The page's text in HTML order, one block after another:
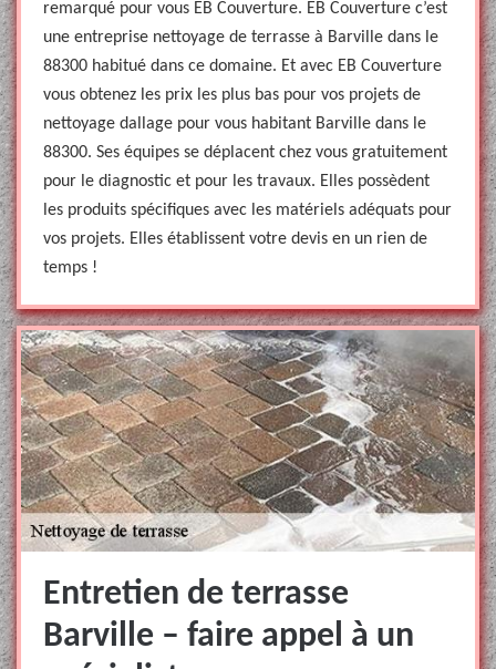
remarqué pour vous EB Couverture. EB Couverture c’est
une entreprise nettoyage de terrasse à Barville dans le
88300 habitué dans ce domaine. Et avec EB Couverture
vous obtenez les prix les plus bas pour vos projets de
nettoyage dallage pour vous habitant Barville dans le
88300. Ses équipes se déplacent chez vous gratuitement
pour le diagnostic et pour les travaux. Elles possèdent
les produits spécifiques avec les matériels adéquats pour
vos projets. Elles établissent votre devis en un rien de
temps !
Entretien de terrasse
Barville – faire appel à un